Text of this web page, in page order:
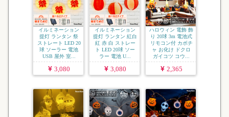
イルミネーション
提灯 ランタン 祭
ストレート LED 20
球 ソーラー 電池
USB 屋外 室...
3,080
イルミネーション
提灯 ランタン 紅白
紅 赤 白 ストレー
ト LED 20球 ソー
ラー 電池 U...
3,080
ハロウィン 電飾 飾
り 20球 3m 電池式
リモコン付 カボチ
ャ お化け ドクロ
ガイコツ コウ...
2,365